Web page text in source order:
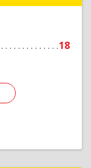
18